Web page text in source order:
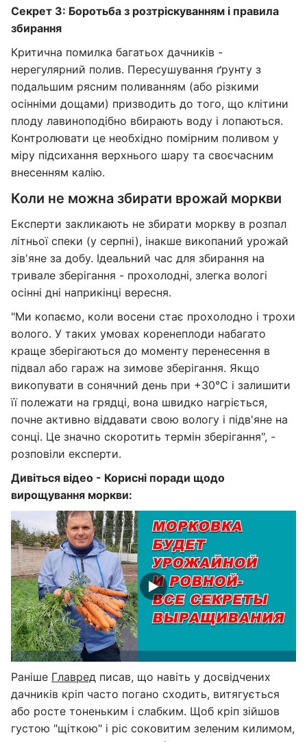
Секрет 3: Боротьба з розтріскуванням і правила
збирання
Критична помилка багатьох дачників -
нерегулярний полив. Пересушування ґрунту з
подальшим рясним поливанням (або різкими
осінніми дощами) призводить до того, що клітини
плоду лавиноподібно вбирають воду і лопаються.
Контролювати це необхідно помірним поливом у
міру підсихання верхнього шару та своєчасним
внесенням калію.
Коли не можна збирати врожай моркви
Експерти закликають не збирати моркву в розпал
літньої спеки (у серпні), інакше викопаний урожай
зів'яне за добу. Ідеальний час для збирання на
тривале зберігання - прохолодні, злегка вологі
осінні дні наприкінці вересня.
"Ми копаємо, коли восени стає прохолодно і трохи
волого. У таких умовах коренеплоди набагато
краще зберігаються до моменту перенесення в
підвал або гараж на зимове зберігання. Якщо
викопувати в сонячний день при +30°C і залишити
її полежати на грядці, вона швидко нагріється,
почне активно віддавати свою вологу і підв'яне на
сонці. Це значно скоротить термін зберігання", -
розповіли експерти.
Дивіться відео - Корисні поради щодо
вирощування моркви:
Раніше Главред писав, що навіть у досвідчених
дачників кріп часто погано сходить, витягується
або росте тоненьким і слабким. Щоб кріп зійшов
густою "щіткою" і ріс соковитим зеленим килимом,